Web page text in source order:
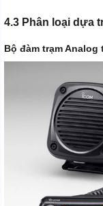
4.3 Phân loại dựa
Bộ đàm trạm